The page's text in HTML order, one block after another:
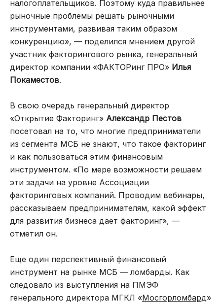
налогоплательщиков. Поэтому куда правильнее
рыночные проблемы решать рыночными
инструментами, развивая таким образом
конкуренцию», — поделился мнением другой
участник факторингового рынка, генеральный
директор компании «ФАКТОРинг ПРО» Илья
Покаместов.
В свою очередь генеральный директор
«Открытие Факторинг» Александр Пестов
посетовал на то, что многие предприниматели
из сегмента МСБ не знают, что такое факторинг
и как пользоваться этим финансовым
инструментом. «По мере возможности решаем
эти задачи на уровне Ассоциации
факторинговых компаний. Проводим вебинары,
рассказываем предпринимателям, какой эффект
для развития бизнеса дает факторинг», —
отметил он.
Еще один перспективный финансовый
инструмент на рынке МСБ — ломбарды. Как
следовало из выступления на ПМЭФ
генерального директора МГКЛ «Мосгорломбард»